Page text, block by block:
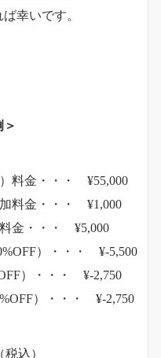
幸いです。
＞
料金・・・ ¥55,000
料金・・・ ¥1,000
料金・・・ ¥5,000
）・・・ ¥-5,500
）・・・ ¥-2,750
）・・・ ¥-2,750
込）